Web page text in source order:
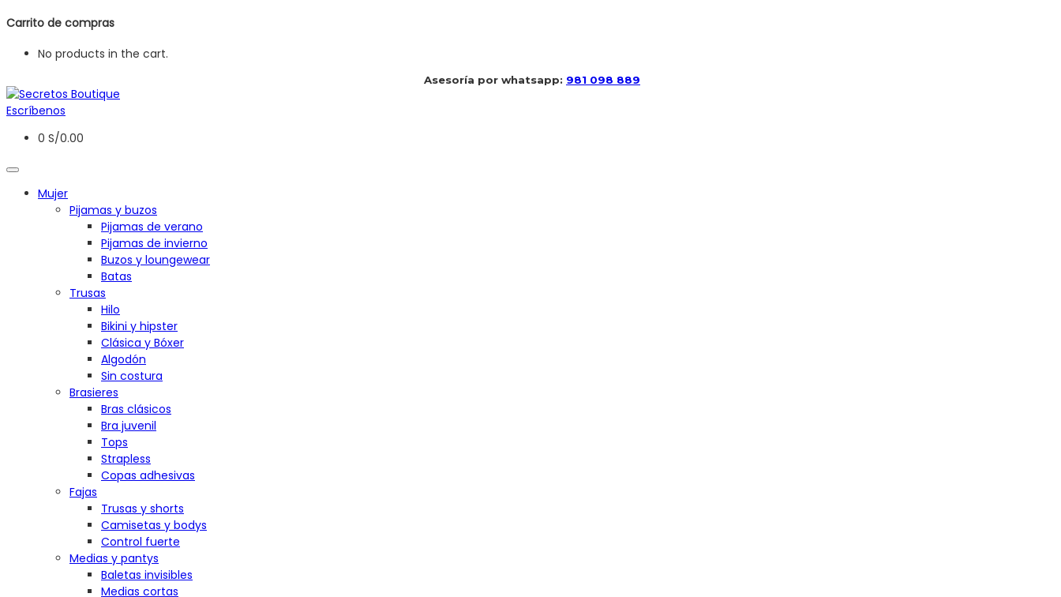
Carrito de compras
No products in the cart.
Asesoría por whatsapp: 981 098 889
Escríbenos
0 S/0.00
Mujer
Pijamas y buzos
Pijamas de verano
Pijamas de invierno
Buzos y loungewear
Batas
Trusas
Hilo
Bikini y hipster
Clásica y Bóxer
Algodón
Sin costura
Brasieres
Bras clásicos
Bra juvenil
Tops
Strapless
Copas adhesivas
Fajas
Trusas y shorts
Camisetas y bodys
Control fuerte
Medias y pantys
Baletas invisibles
Medias cortas